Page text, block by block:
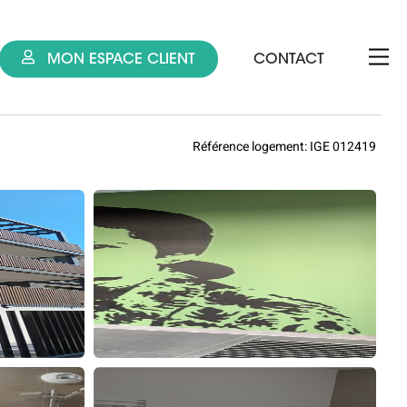
MON ESPACE CLIENT CONTACT
Référence logement: IGE 012419